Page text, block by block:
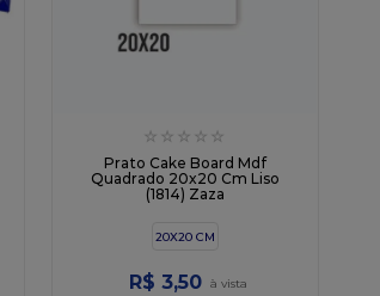
☆ ☆ ☆ ☆ ☆
Prato Cake Board Mdf
Quadrado 20x20 Cm Liso
(1814) Zaza
20X20 CM
R$ 3,50